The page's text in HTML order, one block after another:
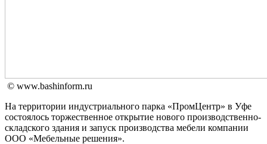
© www.bashinform.ru
На территории индустриального парка «ПромЦентр» в Уфе
состоялось торжественное открытие нового производственно-
складского здания и запуск производства мебели компании
ООО «Мебельные решения».